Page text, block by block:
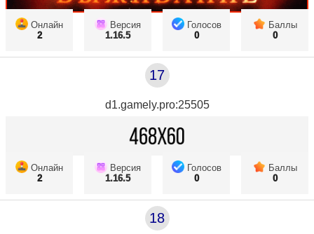
Онлайн
2
Версия
1.16.5
Голосов
0
Баллы
0
17
d1.gamely.pro:25505
Онлайн
2
Версия
1.16.5
Голосов
0
Баллы
0
18